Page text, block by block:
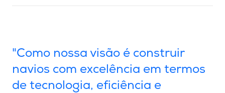
"Como nossa visão é construir
navios com excelência em termos
de tecnologia, eficiência e